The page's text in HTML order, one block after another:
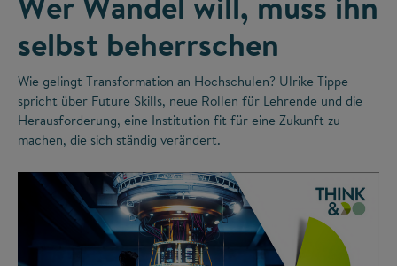
selbst beherrschen
Wie gelingt Transformation an Hochschulen? Ulrike Tippe
spricht über Future Skills, neue Rollen für Lehrende und die
Herausforderung, eine Institution fit für eine Zukunft zu
machen, die sich ständig verändert.